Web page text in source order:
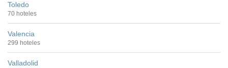
Toledo
70 hoteles
Valencia
299 hoteles
Valladolid